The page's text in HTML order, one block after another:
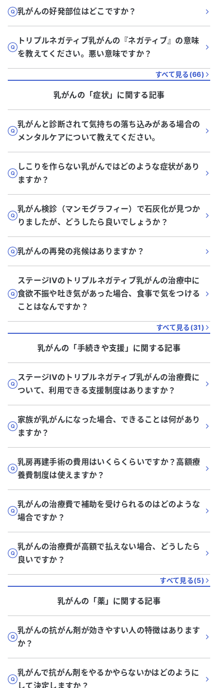
乳がんの好発部位はどこですか？
トリプルネガティブ乳がんの『ネガティブ』の意味
を教えてください。悪い意味ですか？
すべて見る(66)
乳がんの「症状」に関する記事
乳がんと診断されて気持ちの落ち込みがある場合の
メンタルケアについて教えてください。
しこりを作らない乳がんではどのような症状があり
ますか？
乳がん検診（マンモグラフィー）で石灰化が見つか
りましたが、どうしたら良いでしょうか？
乳がんの再発の兆候はありますか？
ステージIVのトリプルネガティブ乳がんの治療中に
食欲不振や吐き気があった場合、食事で気をつける
ことはなんですか？
すべて見る(31)
乳がんの「手続きや支援 」に関する記事
ステージIVのトリプルネガティブ乳がんの治療費に
ついて、利用できる支援制度はありますか？
家族が乳がんになった場合、できることは何があり
ますか？
乳房再建手術の費用はいくらくらいですか？高額療
養費制度は使えますか？
乳がんの治療費で補助を受けられるのはどのような
場合ですか？
乳がんの治療費が高額で払えない場合、どうしたら
良いですか？
すべて見る(5)
乳がんの「薬」に関する記事
乳がんの抗がん剤が効きやすい人の特徴はあります
か？
乳がんで抗がん剤をやるかやらないかはどのように
して決定しますか？